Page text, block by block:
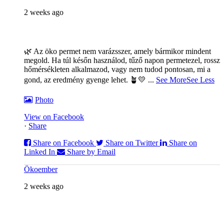
2 weeks ago
🌿 Az öko permet nem varázsszer, amely bármikor mindent
megold. Ha túl későn használod, tűző napon permetezel, rossz
hőmérsékleten alkalmazod, vagy nem tudod pontosan, mi a
gond, az eredmény gyenge lehet. 🪴💛 ... See MoreSee Less
Photo
View on Facebook
· Share
Share on Facebook
Share on Twitter
Share on
Linked In
Share by Email
Ökoember
2 weeks ago